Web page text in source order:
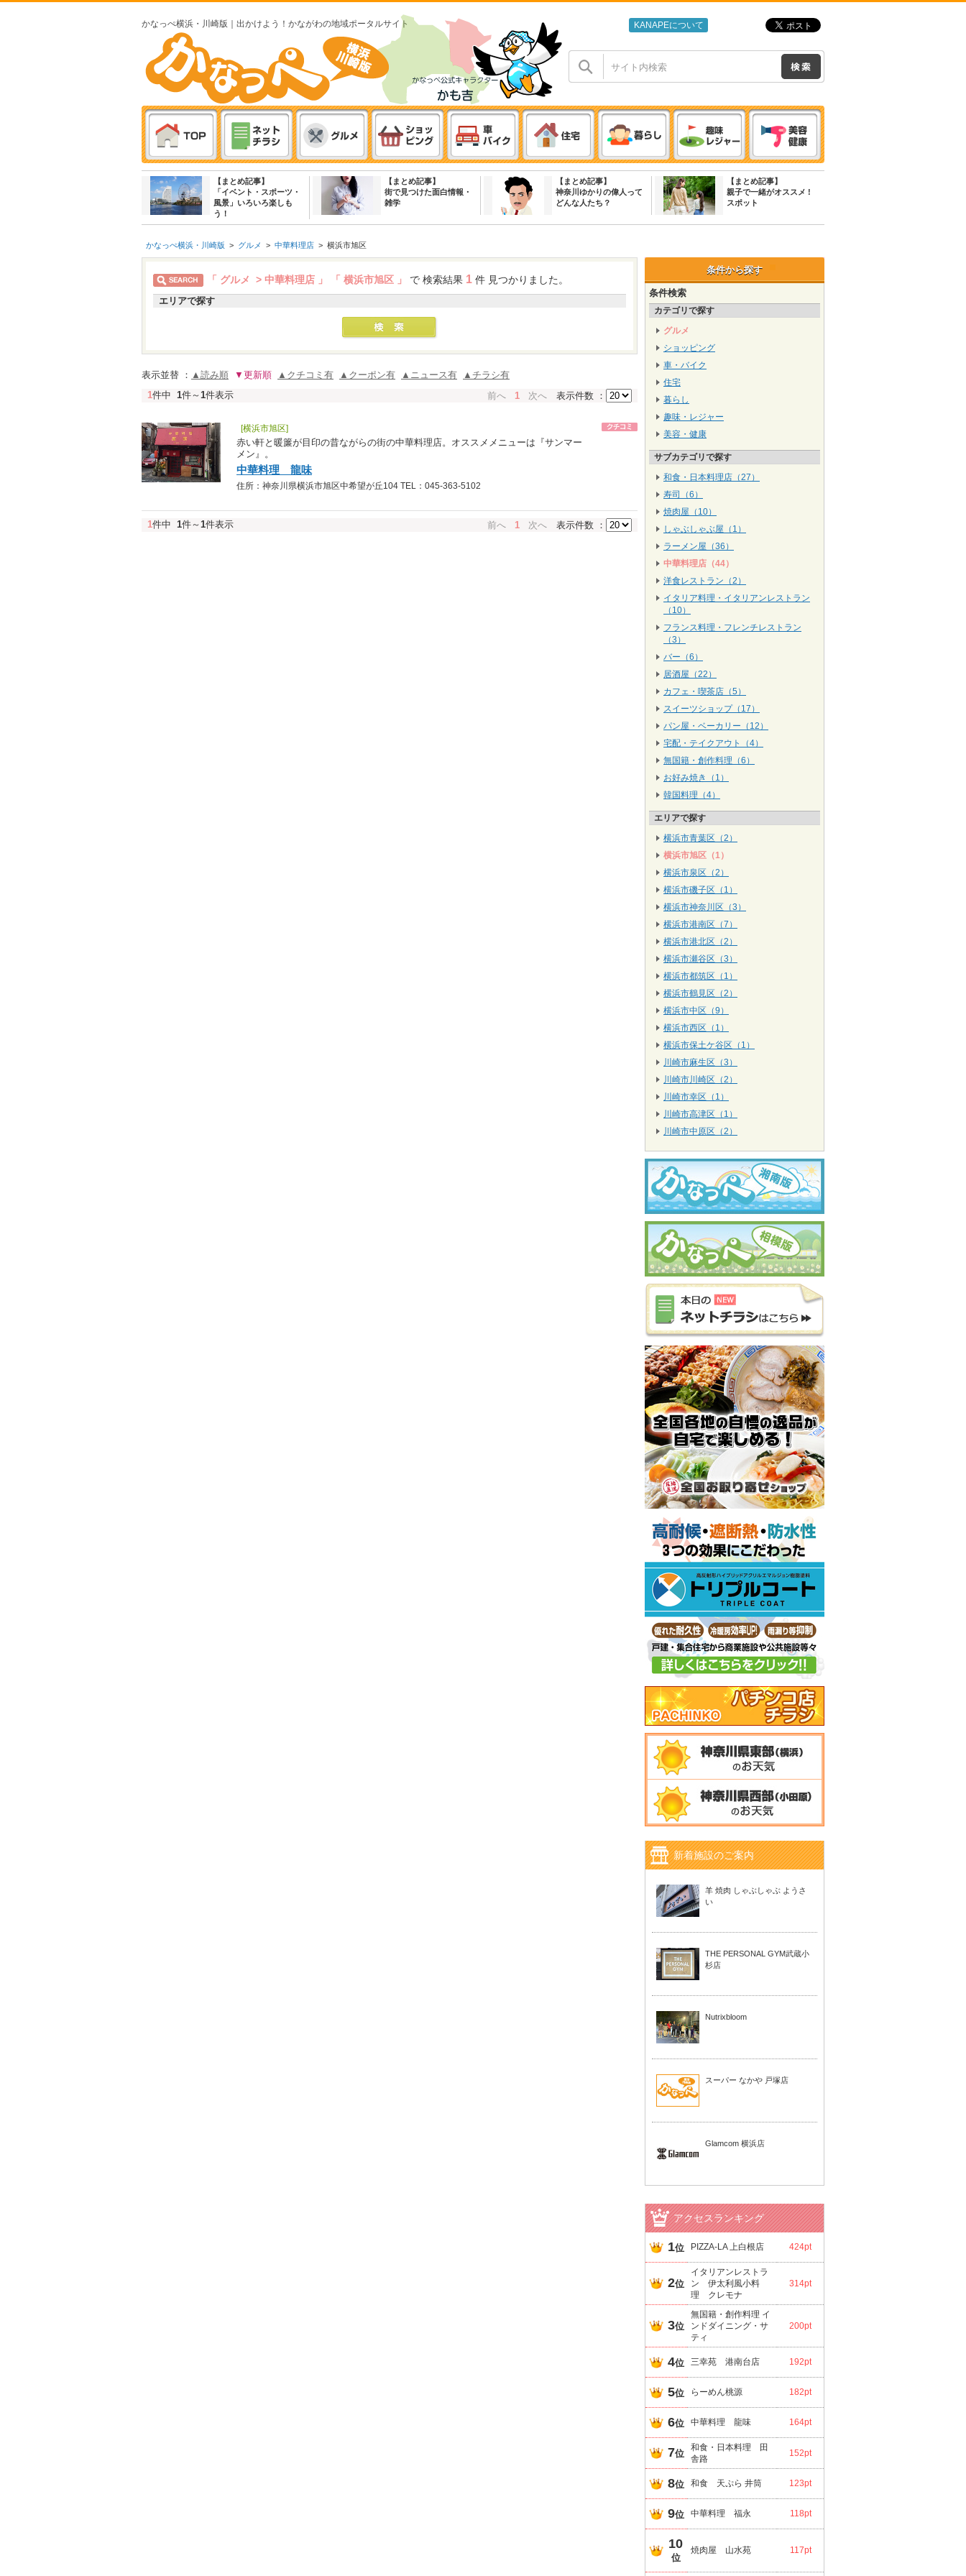
かなっぺ横浜・川崎版｜出かけよう！かながわの地域ポータルサイト KANAPEについて
【まとめ記事】
「イベント・スポーツ・
風景」いろいろ楽しも
う！
【まとめ記事】
街で見つけた面白情報・
雑学
【まとめ記事】
神奈川ゆかりの偉人って
どんな人たち？
【まとめ記事】
親子で一緒がオススメ !
スポット
かなっぺ横浜・川崎版 > グルメ > 中華料理店 > 横浜市旭区
条件から探す
条件検索
カテゴリで探す
グルメ
ショッピング
車・バイク
住宅
暮らし
趣味・レジャー
美容・健康
サブカテゴリで探す
和食・日本料理店（27）
寿司（6）
焼肉屋（10）
しゃぶしゃぶ屋（1）
ラーメン屋（36）
中華料理店（44）
洋食レストラン（2）
イタリア料理・イタリアンレストラン
（10）
フランス料理・フレンチレストラン
（3）
バー（6）
居酒屋（22）
カフェ・喫茶店（5）
スイーツショップ（17）
パン屋・ベーカリー（12）
宅配・テイクアウト（4）
無国籍・創作料理（6）
お好み焼き（1）
韓国料理（4）
エリアで探す
横浜市青葉区（2）
横浜市旭区（1）
横浜市泉区（2）
横浜市磯子区（1）
横浜市神奈川区（3）
横浜市港南区（7）
横浜市港北区（2）
横浜市瀬谷区（3）
横浜市都筑区（1）
横浜市鶴見区（2）
横浜市中区（9）
横浜市西区（1）
横浜市保土ケ谷区（1）
川崎市麻生区（3）
川崎市川崎区（2）
川崎市幸区（1）
川崎市高津区（1）
川崎市中原区（2）
新着施設のご案内
羊 焼肉 しゃぶしゃぶ ようさ
い
THE PERSONAL GYM武蔵小
杉店
Nutrixbloom
スーパー なかや 戸塚店
Glamcom 横浜店
アクセスランキング
1位 PIZZA-LA 上白根店 424pt
2位
イタリアンレストラ
ン 伊太利風小料
理 クレモナ
314pt
3位
無国籍・創作料理 イ
ンドダイニング・サ
ティ
200pt
4位 三幸苑 港南台店 192pt
5位 らーめん桃源 182pt
6位 中華料理 龍味 164pt
7位
和食・日本料理 田
舎路
152pt
8位 和食 天ぷら 井筒 123pt
9位 中華料理 福永 118pt
10
位
焼肉屋 山水苑 117pt
「 グルメ > 中華料理店 」 「 横浜市旭区 」 で 検索結果 1 件 見つかりました。
エリアで探す
表示並替 ： ▲読み順 ▼更新順 ▲クチコミ有 ▲クーポン有 ▲ニュース有
▲チラシ有
1件中 1件～ 1件表示 前へ 1 次へ 表示件数 ：
[横浜市旭区]
赤い軒と暖簾が目印の昔ながらの街の中華料理店。オススメメニューは『サンマー
メン』。
中華料理 龍味
住所：神奈川県横浜市旭区中希望が丘104 TEL：045-363-5102
1件中 1件～ 1件表示 前へ 1 次へ 表示件数 ：